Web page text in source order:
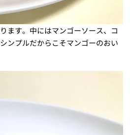
ます。中にはマンゴーソース、コ
ンプルだからこそマンゴーのおい